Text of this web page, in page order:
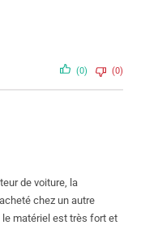
(0) (0)
de voiture, la
chez un autre
matériel est très fort et